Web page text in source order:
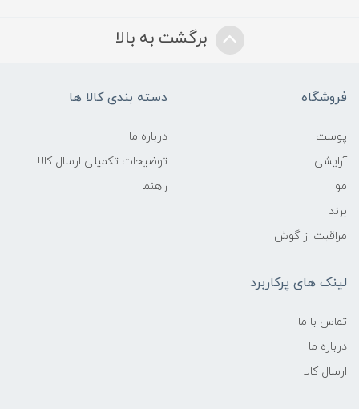
برگشت به بالا
فروشگاه
پوست
آرایشی
مو
برند
مراقبت از گوش
دسته بندی کالا ها
درباره ما
توضیحات تکمیلی ارسال کالا
راهنما
لینک های پرکاربرد
تماس با ما
درباره ما
ارسال کالا